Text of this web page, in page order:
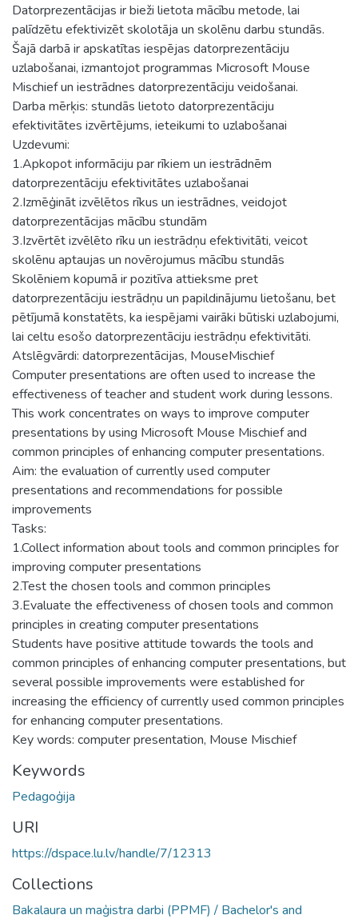
Datorprezentācijas ir bieži lietota mācību metode, lai
palīdzētu efektivizēt skolotāja un skolēnu darbu stundās.
Šajā darbā ir apskatītas iespējas datorprezentāciju
uzlabošanai, izmantojot programmas Microsoft Mouse
Mischief un iestrādnes datorprezentāciju veidošanai.
Darba mērķis: stundās lietoto datorprezentāciju
efektivitātes izvērtējums, ieteikumi to uzlabošanai
Uzdevumi:
1.Apkopot informāciju par rīkiem un iestrādnēm
datorprezentāciju efektivitātes uzlabošanai
2.Izmēģināt izvēlētos rīkus un iestrādnes, veidojot
datorprezentācijas mācību stundām
3.Izvērtēt izvēlēto rīku un iestrādņu efektivitāti, veicot
skolēnu aptaujas un novērojumus mācību stundās
Skolēniem kopumā ir pozitīva attieksme pret
datorprezentāciju iestrādņu un papildinājumu lietošanu, bet
pētījumā konstatēts, ka iespējami vairāki būtiski uzlabojumi,
lai celtu esošo datorprezentāciju iestrādņu efektivitāti.
Atslēgvārdi: datorprezentācijas, MouseMischief
Computer presentations are often used to increase the
effectiveness of teacher and student work during lessons.
This work concentrates on ways to improve computer
presentations by using Microsoft Mouse Mischief and
common principles of enhancing computer presentations.
Aim: the evaluation of currently used computer
presentations and recommendations for possible
improvements
Tasks:
1.Collect information about tools and common principles for
improving computer presentations
2.Test the chosen tools and common principles
3.Evaluate the effectiveness of chosen tools and common
principles in creating computer presentations
Students have positive attitude towards the tools and
common principles of enhancing computer presentations, but
several possible improvements were established for
increasing the efficiency of currently used common principles
for enhancing computer presentations.
Key words: computer presentation, Mouse Mischief
Keywords
Pedagoģija
URI
https://dspace.lu.lv/handle/7/12313
Collections
Bakalaura un maģistra darbi (PPMF) / Bachelor's and